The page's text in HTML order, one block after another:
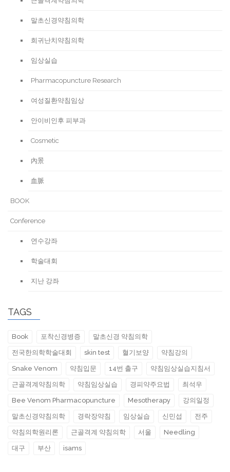
말초신경약침의학
희귀난치약침의학
임상실습
Pharmacopuncture Research
여성질환약침임상
안이비인후 피부과
Cosmetic
內景
血脈
BOOK
Conference
연수강좌
학술대회
지난 강좌
TAGS
Book 포착신경병증 말초신경 약침의학
전국한의학학술대회 skin test 혈기보양 약침강의
Snake Venom 약침입문 14번 출구 약침임상실습지침서
근골격계약침의학 약침임상실습 경피약주요법 최석우
Bee Venom Pharmacopuncture Mesotherapy 강의일정
말초신경약침의학 경락장약침 임상실습 신민섭 전주
약침의학원리론 근골격계 약침의학 서울 Needling
대구 부산 isams